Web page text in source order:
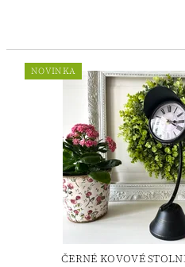
NOVINKA
ČERNÉ KOVOVÉ